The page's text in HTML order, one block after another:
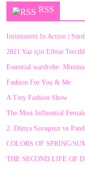
RSS
Intimissimi In Action |
2021 Yaz için Elbise
Essential wardrobe.
Fashion For You & Me
A Tiny Fashion Show
The Most Influential
2. Dünya Savaşının ve
COLORS OF SPRING/
THE SECOND LIFE OF